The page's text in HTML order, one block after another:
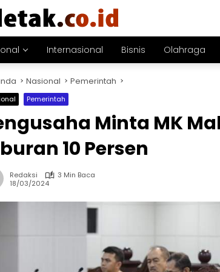
Internasional Bisnis Olahraga
Nasional Pemerintah
Pemerintah
Minta MK
10 Persen
Redaksi
3 Min Baca
18/03/2024